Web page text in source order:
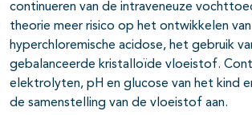
continueren van de intraveneuze
theorie meer risico op het ontwikkelen van
hyperchloremische acidose, het gebruik
gebalanceerde kristalloïde vloeistof.
elektrolyten, pH en glucose van het kind
de samenstelling van de vloeistof aan.